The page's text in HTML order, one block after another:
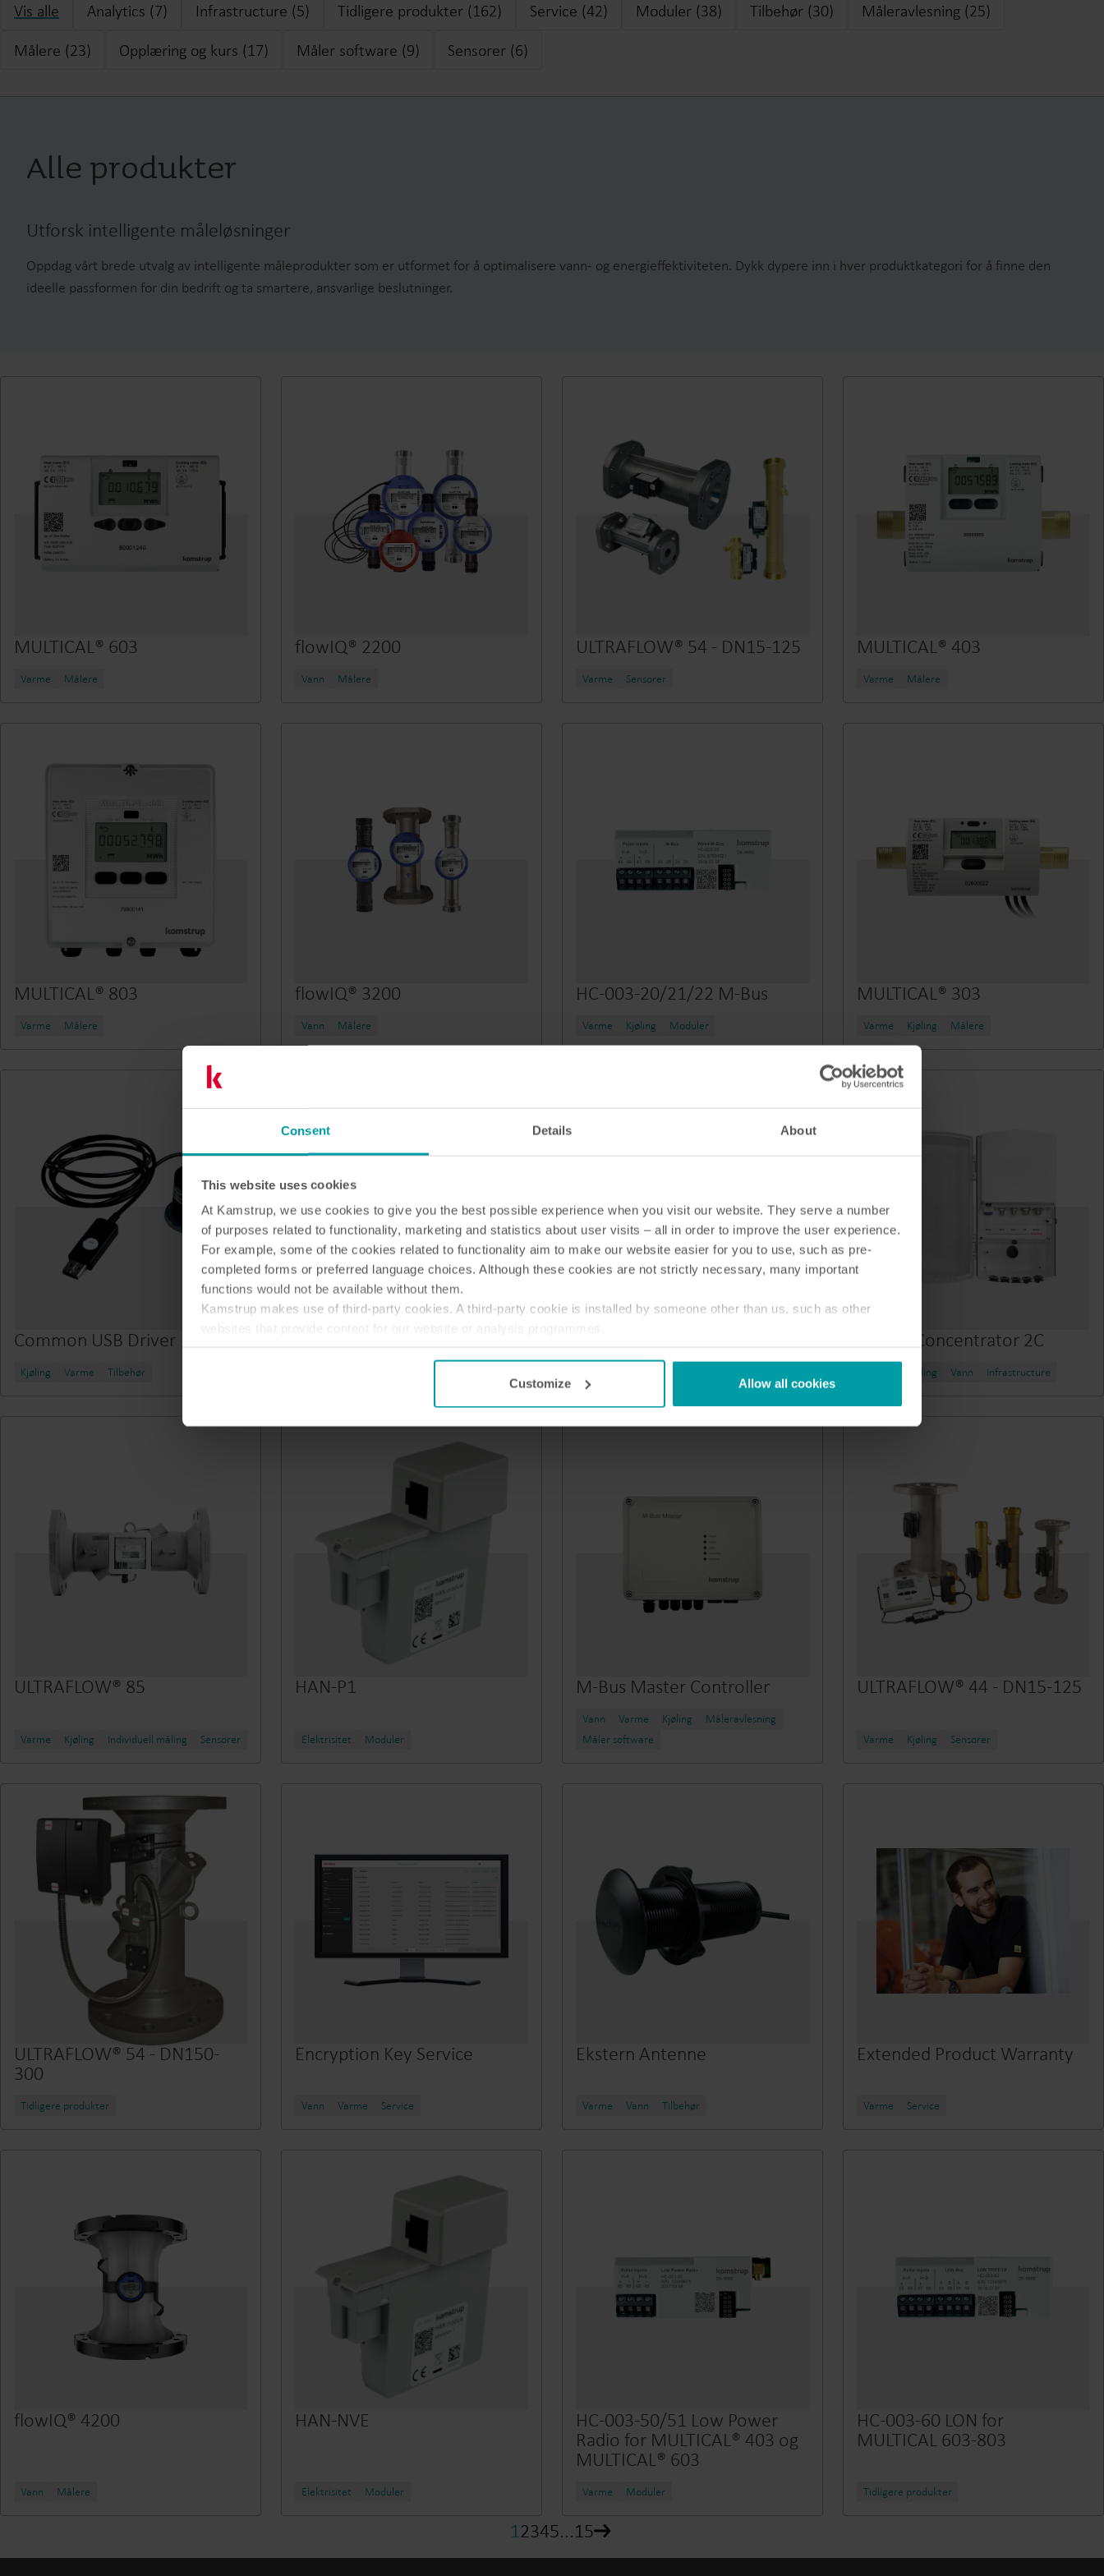
Consent Details About
This website uses cookies
At Kamstrup, we use cookies to give you the best possible experience when you visit our website. They serve a number
of purposes related to functionality, marketing and statistics about user visits – all in order to improve the user experience.
For example, some of the cookies related to functionality aim to make our website easier for you to use, such as pre-
completed forms or preferred language choices. Although these cookies are not strictly necessary, many important
functions would not be available without them.
Kamstrup makes use of third-party cookies. A third-party cookie is installed by someone other than us, such as other
You can at any time change or withdraw your consent from the Cookie Declarationhere.
Customize Allow all cookies
Vis alle Analytics (7) Infrastructure (5) Tidligere produkter (162) Service (42) Moduler (38) Tilbehør (30)
Måleravlesning (25)
Målere (23)
Opplæring og kurs (17) Måler software (9) Sensorer (6)
Alle produkter
Utforsk intelligente måleløsninger
Oppdag vårt brede utvalg av intelligente måleprodukter som er utformet for å optimalisere vann- og energieffektiviteten. Dykk dypere inn i hver produktkategori for å finne den
ideelle passformen for din bedrift og ta smartere, ansvarlige beslutninger.
MULTICAL® 603
Varme Målere
flowIQ® 2200
Vann Målere
ULTRAFLOW® 54 - DN15-125
Varme Sensorer
MULTICAL® 403
Varme Målere
MULTICAL® 803
Varme Målere
flowIQ® 3200
Vann Målere
HC-003-20/21/22 M-Bus
Varme Kjøling Moduler
MULTICAL® 303
Varme Kjøling Målere
Common USB Driver
Kjøling Varme Tilbehør
READy Concentrator 2C
Kjøling Vann Infrastructure
ULTRAFLOW® 85
Varme Kjøling Individuell måling Sensorer
HAN-P1
Elektrisitet Moduler
M-Bus Master Controller
Vann Varme Kjøling
Måleravlesning
Måler software
ULTRAFLOW® 44 - DN15-125
Varme Kjøling Sensorer
ULTRAFLOW® 54 - DN150-
300
Tidligere produkter
Encryption Key Service
Vann Varme Service
Ekstern Antenne
Varme Vann Tilbehør
Extended Product Warranty
Varme Service
flowIQ® 4200
Vann Målere
HAN-NVE
Elektrisitet Moduler
HC-003-50/51 Low Power
Radio for MULTICAL® 403 og
MULTICAL® 603
Varme Moduler
HC-003-60 LON for
MULTICAL 603-803
Tidligere produkter
12345...15